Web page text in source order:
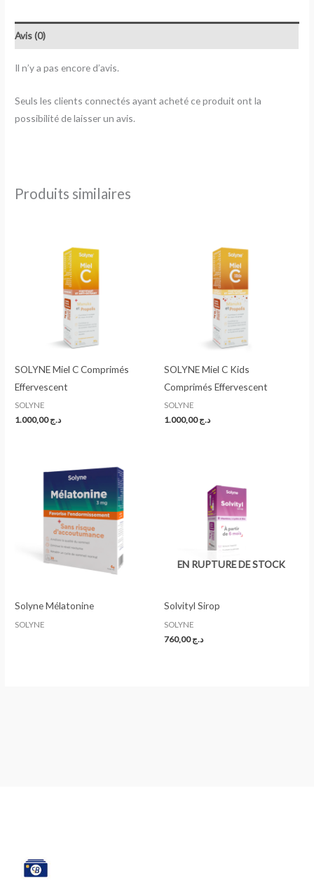
Avis (0)
Il n’y a pas encore d’avis.
Seuls les clients connectés ayant acheté ce produit ont la
possibilité de laisser un avis.
Produits similaires
SOLYNE Miel C Comprimés
Effervescent
SOLYNE
د.ج1.000,00
SOLYNE Miel C Kids
Comprimés Effervescent
SOLYNE
د.ج1.000,00
Solyne Mélatonine
SOLYNE
EN RUPTURE DE STOCK
Solvityl Sirop
SOLYNE
د.ج760,00